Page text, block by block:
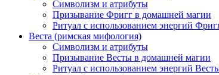
Символизм и атрибуты
Призывание Фригг в домашней магии
Ритуал с использованием энергий
Веста (римская мифология)
Символизм и атрибуты
Призывание Весты в домашней магии
Ритуал с использованием энергий